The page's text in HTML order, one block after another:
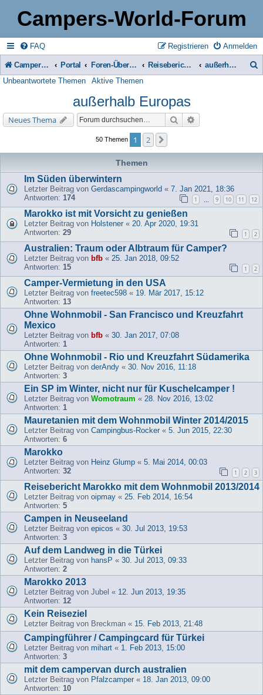
Campers-World-Forum
FAQ Anmelden
Registrieren
Campers-World-Forum Portal Foren-Übersicht Reiseberichte & Reisetipps, Stell- & Campingplätze außerhalb Europas
Unbeantwortete Themen Aktive Themen
außerhalb Europas
Neues Thema Suche
50 Themen 1 2
Themen
Im Süden überwintern
Letzter Beitrag von Gerdascampingworld « 7. Jan 2021, 18:36
Antworten: 174 1 9 10 11 12
Marokko ist mit Vorsicht zu genießen
Letzter Beitrag von Holstener « 20. Apr 2020, 19:31
Antworten: 29 1 2
Australien: Traum oder Albtraum für Camper?
Letzter Beitrag von bfb « 25. Jan 2018, 09:52
Antworten: 15 1 2
Camper-Vermietung in den USA
Letzter Beitrag von freetec598 « 19. Mär 2017, 15:12
Antworten: 13
Ohne Wohnmobil - San Francisco und Kreuzfahrt
Mexico
Letzter Beitrag von bfb « 30. Jan 2017, 07:08
Antworten: 1
Ohne Wohnmobil - Rio und Kreuzfahrt Südamerika
Letzter Beitrag von derAndy « 30. Nov 2016, 11:18
Antworten: 3
Ein SP im Winter, nicht nur für Kuschelcamper !
Letzter Beitrag von Womotraum « 28. Nov 2016, 13:02
Antworten: 1
Mauretanien mit dem Wohnmobil Winter 2014/2015
Letzter Beitrag von Campingbus-Rocker « 5. Jun 2015, 22:30
Antworten: 6
Marokko
Letzter Beitrag von Heinz Glump « 5. Mai 2014, 00:03
Antworten: 32 1 2 3
Reisebericht Marokko mit dem Wohnmobil 2013/2014
Letzter Beitrag von oipmay « 25. Feb 2014, 16:54
Antworten: 5
Campen in Neuseeland
Letzter Beitrag von epicos « 30. Jul 2013, 19:53
Antworten: 3
Auf dem Landweg in die Türkei
Letzter Beitrag von hansP « 30. Jul 2013, 09:33
Antworten: 2
Marokko 2013
Letzter Beitrag von Jubel « 12. Jun 2013, 19:35
Antworten: 12
Kein Reiseziel
Letzter Beitrag von Breckman « 15. Feb 2013, 21:48
Campingführer / Campingcard für Türkei
Letzter Beitrag von mihart « 1. Feb 2013, 15:00
Antworten: 3
mit dem campervan durch australien
Letzter Beitrag von Pfalzcamper « 18. Jan 2013, 09:00
Antworten: 10